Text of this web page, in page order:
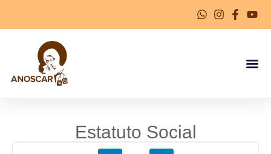
Estatuto Social